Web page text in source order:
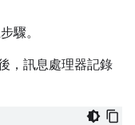
驟。
，訊息處理器記錄